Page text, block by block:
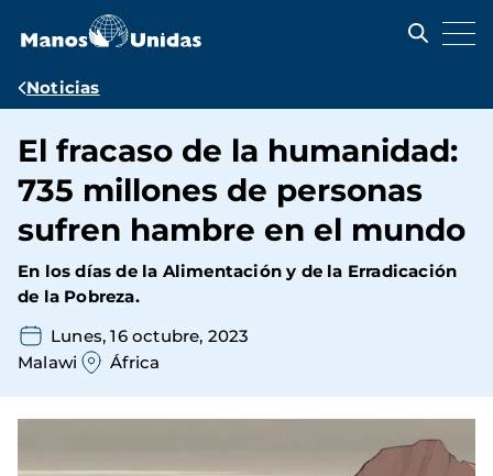
contenido
Ruta
navegación
Noticias
El fracaso de la humanidad:
735 millones de personas
sufren hambre en el mundo
En los días de la Alimentación y de la Erradicación
de la Pobreza.
Lunes, 16 octubre, 2023
Malawi
África